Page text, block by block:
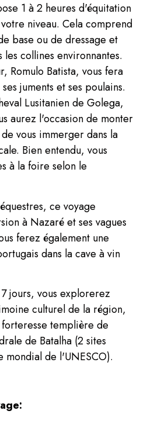
1 à 2 heures d'équitation
niveau. Cela comprend
base ou de dressage et
collines environnantes.
Romulo Batista, vous fera
juments et ses poulains.
Lusitanien de Golega,
aurez l'occasion de monter
vous immerger dans la
Bien entendu, vous
à la foire selon le
ce voyage
à Nazaré et ses vagues
ferez également une
dans la cave à vin
jours, vous explorerez
culturel de la région,
templière de
de Batalha (2 sites
mondial de l'UNESCO).